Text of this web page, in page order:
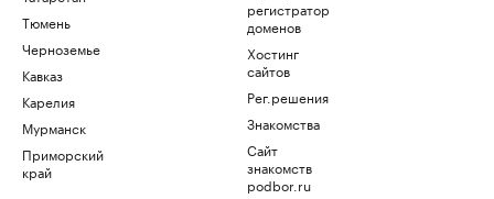
Тюмень
Черноземье
Кавказ
Карелия
Мурманск
Приморский
край
регистратор
доменов
Хостинг
сайтов
Рег.решения
Знакомства
Сайт
знакомств
podbor.ru